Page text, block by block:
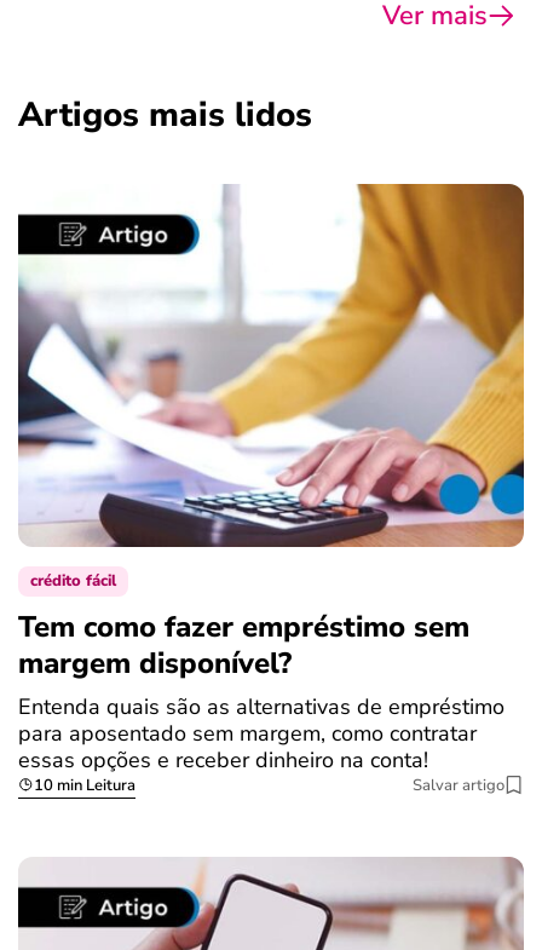
Ver mais
Artigos mais lidos
crédito fácil
Tem como fazer empréstimo sem
margem disponível?
Entenda quais são as alternativas de empréstimo
para aposentado sem margem, como contratar
essas opções e receber dinheiro na conta!
10 min Leitura Salvar artigo